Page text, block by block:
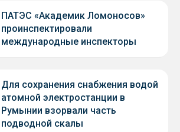
ПАТЭС «Академик Ломоносов»
проинспектировали
международные инспекторы
Для сохранения снабжения водой
атомной электростанции в
Румынии взорвали часть
подводной скалы